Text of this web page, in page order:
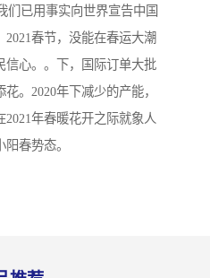
们已用事实向世界宣告中国
春节，没能在春运大潮
信心。。下，国际订单大批
。2020年下减少的产能，
年春暖花开之际就象人
春势态。